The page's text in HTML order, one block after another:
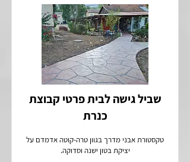
שביל גישה לבית פרטי קבוצת
כנרת
טקסטורת אבני מדרך בגוון טרה-קוטה אדמדם על
יציקת בטון ישנה וסדוקה.